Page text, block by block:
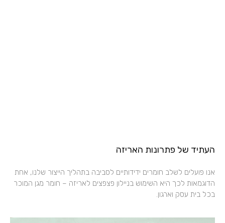
העתיד של פתרונות האריזה
אנו פועלים לשלב חומרים ידידותיים לסביבה בתהליך הייצור שלנו, אחת
הדוגמאות לכך היא השימוש בניילון פצפצים לאריזה – חומר מגן המוכר
בכל בית עסק וארגון.